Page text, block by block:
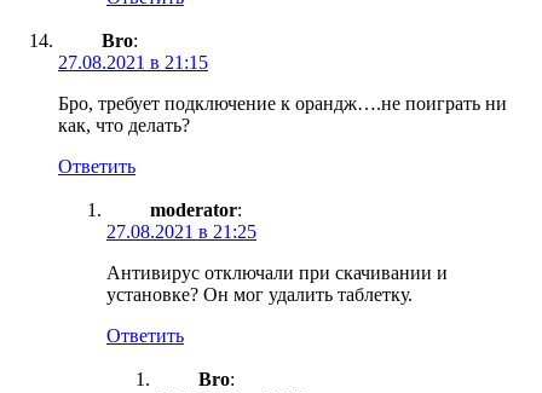
Bro:
27.08.2021 в 21:15
Бро, требует подключение к орандж….не поиграть ни
как, что делать?
Ответить
moderator:
27.08.2021 в 21:25
Антивирус отключали при скачивании и
установке? Он мог удалить таблетку.
Ответить
Bro: